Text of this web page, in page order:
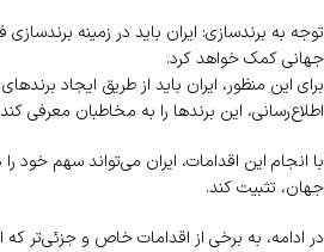
توجه به برندسازی: ایران باید در زمینه
جهانی کمک خواهد کرد.
برای این منظور، ایران باید از طریق ایجاد
اطلاع‌رسانی، این برندها را به مخاطبان معرفی
با انجام این اقدامات، ایران می‌تواند سهم خود
جهان، تثبیت کند.
در ادامه، به برخی از اقدامات خاص و جزئی‌تر که